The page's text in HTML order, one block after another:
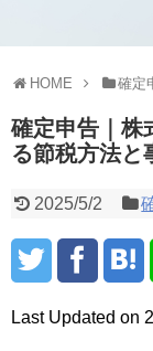
HOME 確定
確定申告｜株
る節税方法と
2025/5/2
Last Updated on